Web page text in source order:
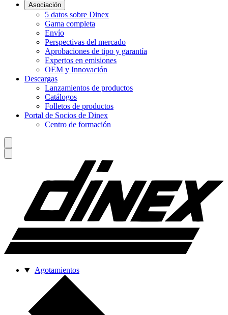
Asociación
5 datos sobre Dinex
Gama completa
Envío
Perspectivas del mercado
Aprobaciones de tipo y garantía
Expertos en emisiones
OEM y Innovación
Descargas
Lanzamientos de productos
Catálogos
Folletos de productos
Portal de Socios de Dinex
Centro de formación
Agotamientos